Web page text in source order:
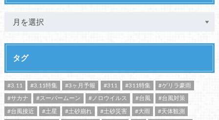
タグ
#3.11 #3.11特集 #3ヶ月予報 #311 #311特集
#ゲリラ豪雨
#サカナ
#スーパームーン #ノロウイルス #台風
#台風対策
#台風接近
#土星 #土砂崩れ #土砂災害 #大雨
#天体観測